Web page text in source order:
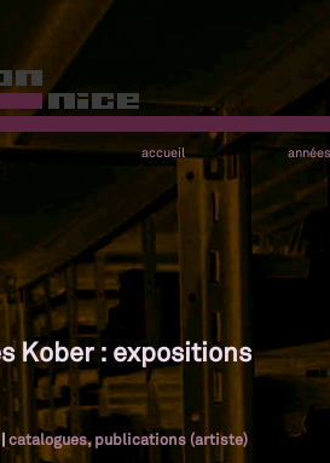
accueil années
Kober : expositions
catalogues, publications (artiste)